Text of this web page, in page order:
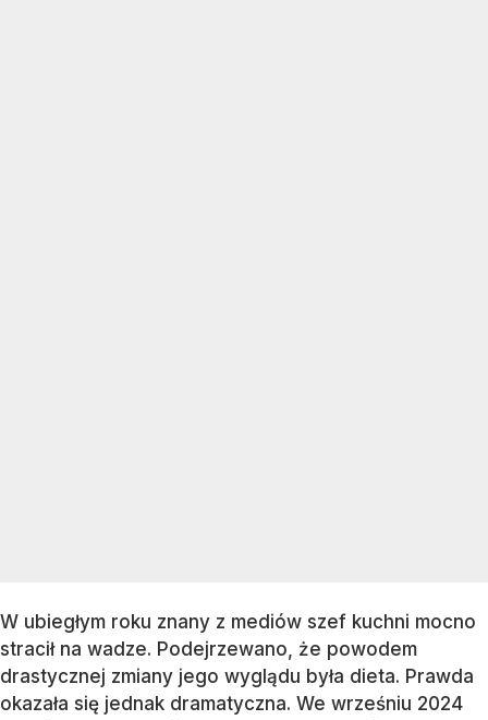
W ubiegłym roku znany z mediów szef kuchni mocno
stracił na wadze. Podejrzewano, że powodem
drastycznej zmiany jego wyglądu była dieta. Prawda
okazała się jednak dramatyczna. We wrześniu 2024